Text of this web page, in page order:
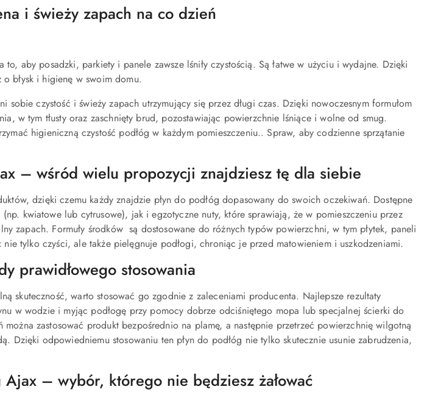
i świeży zapach na co dzień
to, aby posadzki, parkiety i panele zawsze lśniły czystością. Są łatwe w użyciu i wydajne. Dzięki
o błysk i higienę w swoim domu.
sobie czystość i świeży zapach utrzymujący się przez długi czas. Dzięki nowoczesnym formułom
w tym tłusty oraz zaschnięty brud, pozostawiając powierzchnie lśniące i wolne od smug.
higieniczną czystość podłóg w każdym pomieszczeniu.. Spraw, aby codzienne sprzątanie
– wśród wielu propozycji znajdziesz tę dla siebie
dzięki czemu każdy znajdzie płyn do podłóg dopasowany do swoich oczekiwań. Dostępne
kwiatowe lub cytrusowe), jak i egzotyczne nuty, które sprawiają, że w pomieszczeniu przez
zapach. Formuły środków są dostosowane do różnych typów powierzchni, w tym płytek, paneli
tylko czyści, ale także pielęgnuje podłogi, chroniąc je przed matowieniem i uszkodzeniami.
prawidłowego stosowania
skuteczność, warto stosować go zgodnie z zaleceniami producenta. Najlepsze rezultaty
w wodzie i myjąc podłogę przy pomocy dobrze odciśniętego mopa lub specjalnej ścierki do
zastosować produkt bezpośrednio na plamę, a następnie przetrzeć powierzchnię wilgotną
Dzięki odpowiedniemu stosowaniu ten płyn do podłóg nie tylko skutecznie usunie zabrudzenia,
Ajax – wybór, którego nie będziesz żałować